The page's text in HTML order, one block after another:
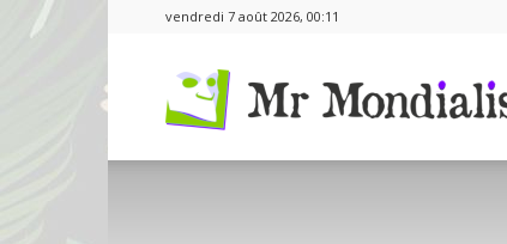
vendredi 7 août 2026, 00:11